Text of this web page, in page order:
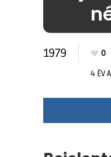
1979 0
4 ÉV